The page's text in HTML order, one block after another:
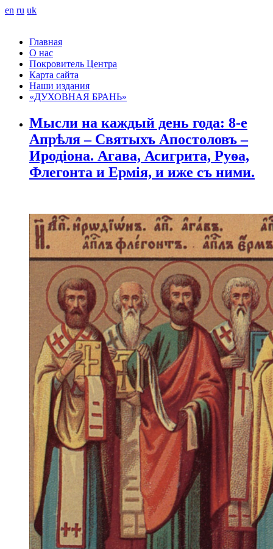
en ru uk
Главная
О нас
Покровитель Центра
Карта сайта
Наши издания
«ДУХОВНАЯ БРАНЬ»
Мысли на каждый день года: 8-е
Апрѣля – Святыхъ Апостоловъ –
Иродіона. Агава, Асигрита, Руѳа,
Флегонта и Ермія, и иже съ ними.